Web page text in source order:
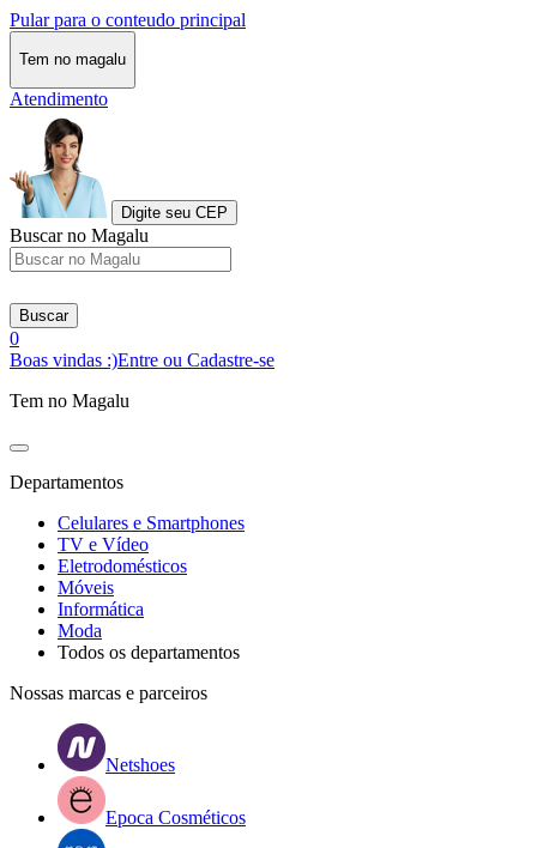
Pular para o conteudo principal
Tem no magalu
Atendimento
Digite seu CEP
Buscar no Magalu
Buscar
0
Boas vindas :)Entre ou Cadastre-se
Tem no Magalu
Departamentos
Celulares e Smartphones
TV e Vídeo
Eletrodomésticos
Móveis
Informática
Moda
Todos os departamentos
Nossas marcas e parceiros
Netshoes
Epoca Cosméticos